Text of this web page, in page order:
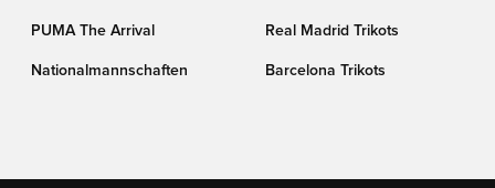
PUMA The Arrival Real Madrid Trikots
Nationalmannschaften Barcelona Trikots